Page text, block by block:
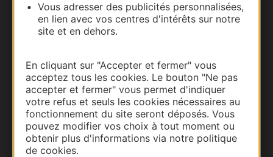
Vous adresser des publicités personnalisées,
en lien avec vos centres d'intérêts sur notre
site et en dehors.
En cliquant sur "Accepter et fermer" vous
acceptez tous les cookies. Le bouton "Ne pas
accepter et fermer" vous permet d'indiquer
votre refus et seuls les cookies nécessaires au
fonctionnement du site seront déposés. Vous
pouvez modifier vos choix à tout moment ou
obtenir plus d'informations via notre politique
de cookies.
Documentation